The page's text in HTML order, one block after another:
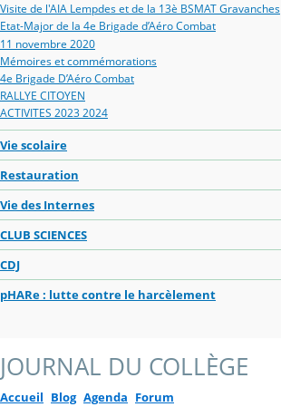
Visite de l'AIA Lempdes et de la 13è BSMAT Gravanches
Etat-Major de la 4e Brigade d’Aéro Combat
11 novembre 2020
Mémoires et commémorations
4e Brigade D’Aéro Combat
RALLYE CITOYEN
ACTIVITES 2023 2024
Vie scolaire
Restauration
Vie des Internes
CLUB SCIENCES
CDJ
pHARe : lutte contre le harcèlement
JOURNAL DU COLLÈGE
Accueil Blog Agenda Forum